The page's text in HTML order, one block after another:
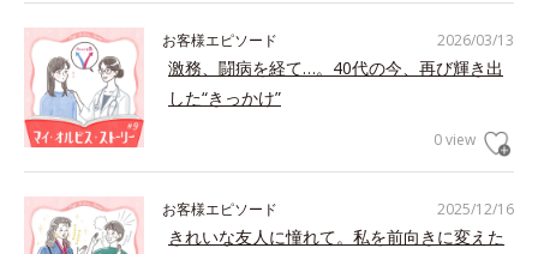
2026/03/13
お客様エピソード
激務、闘病を経て…。40代の今、再び輝き出
した“きっかけ”
0 view
2025/12/16
お客様エピソード
きれいな友人に憧れて。私を前向きに変えた